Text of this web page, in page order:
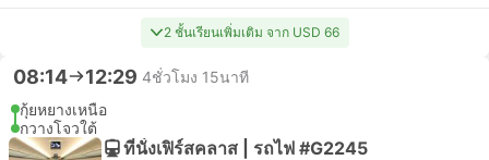
2 ชั้นเรียนเพิ่มเติม จาก USD 66
08:14 12:29 4ชั่วโมง 15นาที
กุ้ยหยางเหนือ
กวางโจวใต้
ที่นั่งเฟิร์สคลาส | รถไฟ #G2245